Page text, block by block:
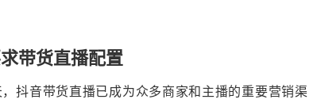
其...
带货直播配置
抖音带货直播已成为众多商家和主播的重要营销渠